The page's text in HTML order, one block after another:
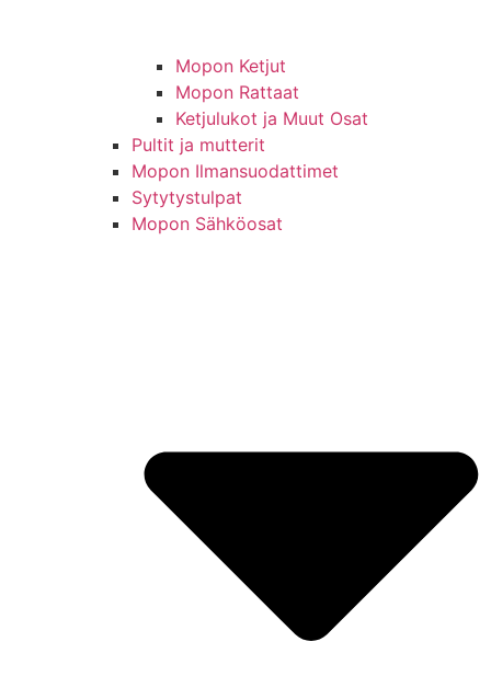
Mopon Ketjut
Mopon Rattaat
Ketjulukot ja Muut Osat
Pultit ja mutterit
Mopon Ilmansuodattimet
Sytytystulpat
Mopon Sähköosat